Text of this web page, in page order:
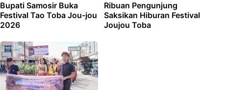
Bupati Samosir Buka
Festival Tao Toba Jou-jou
2026
Ribuan Pengunjung
Saksikan Hiburan Festival
Joujou Toba